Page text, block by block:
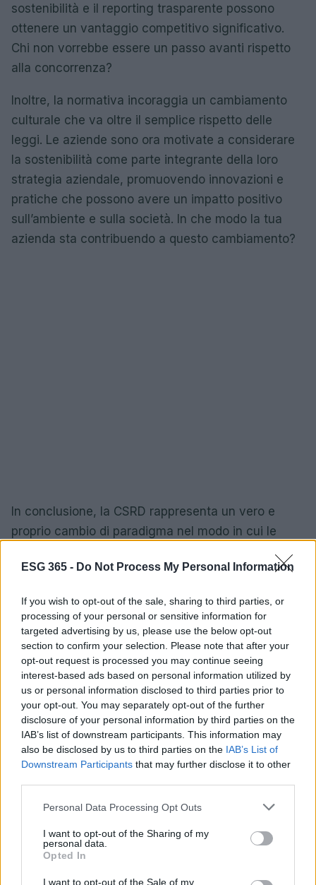
ESG 365 - Do Not Process My Personal Information
If you wish to opt-out of the sale, sharing to third parties, or
processing of your personal or sensitive information for
targeted advertising by us, please use the below opt-out
section to confirm your selection. Please note that after your
opt-out request is processed you may continue seeing
interest-based ads based on personal information utilized by
us or personal information disclosed to third parties prior to
your opt-out. You may separately opt-out of the further
disclosure of your personal information by third parties on the
IAB’s list of downstream participants. This information may
also be disclosed by us to third parties on the IAB’s List of
Downstream Participants that may further disclose it to other
Please note that this website/app uses one or more Google
not limited to your visit or usage behaviour. You may click to
grant or deny consent to Google and its third-party tags to
use your data for below specified purposes in below Google
consent section.
Personal Data Processing Opt Outs
I want to opt-out of the Sharing of my
personal data.
Opted In
I want to opt-out of the Sale of my
sostenibilità e il reporting trasparente possono
ottenere un vantaggio competitivo significativo.
Chi non vorrebbe essere un passo avanti rispetto
alla concorrenza?
Inoltre, la normativa incoraggia un cambiamento
culturale che va oltre il semplice rispetto delle
leggi. Le aziende sono ora motivate a considerare
la sostenibilità come parte integrante della loro
strategia aziendale, promuovendo innovazioni e
pratiche che possono avere un impatto positivo
sull’ambiente e sulla società. In che modo la tua
azienda sta contribuendo a questo cambiamento?
In conclusione, la CSRD rappresenta un vero e
proprio cambio di paradigma nel modo in cui le
Con l’adozione di tali misure, l’Europa si propone
responsabilità aziendale e della sostenibilità. Se sei
un imprenditore o un professionista del settore,
preparati a questo cambiamento epocale e non
perdere l’occasione di fare la differenza! 💪🌱
AUTORE
AiAdhubMedia